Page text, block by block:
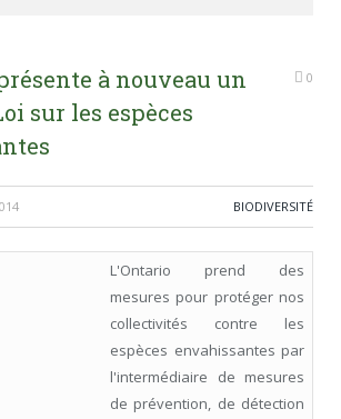
à nouveau un
sur les espèces
0
BIODIVERSITÉ
L'Ontario prend des
mesures pour protéger nos
collectivités contre les
espèces envahissantes par
l'intermédiaire de mesures
de prévention, de détection